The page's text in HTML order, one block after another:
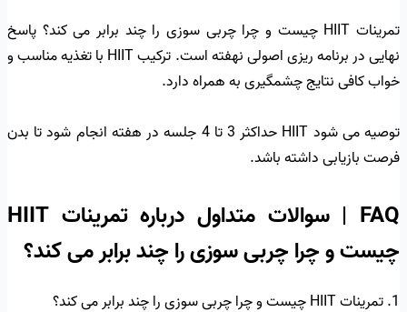
تمرینات HIIT چیست و چرا چربی سوزی را چند برابر می کند؟ پاسخ
نهایی در برنامه ریزی اصولی نهفته است. ترکیب HIIT با تغذیه مناسب و
خواب کافی نتایج چشمگیری به همراه دارد.
توصیه می شود HIIT حداکثر 3 تا 4 جلسه در هفته انجام شود تا بدن
فرصت بازیابی داشته باشد.
FAQ | سوالات متداول درباره تمرینات HIIT
چیست و چرا چربی سوزی را چند برابر می کند؟
1. تمرینات HIIT چیست و چرا چربی سوزی را چند برابر می کند؟